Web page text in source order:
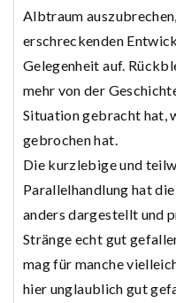
Albtraum
erschreckenden
Gelegenheit auf.
mehr von der
Situation gebracht hat,
gebrochen hat.
Die kurzlebige und
Parallelhandlung hat
anders dargestellt und
Stränge echt gut
mag für manche
hier unglaublich gut